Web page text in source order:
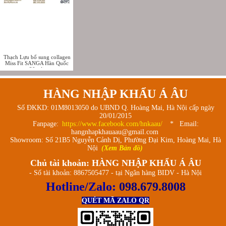
Thạch Lựu bổ sung collagen
Miss Fit SANGA Hàn Quốc
30 gói
HÀNG NHẬP KHẨU Á ÂU
Số ĐKKD: 01M8013050 do UBND Q. Hoàng Mai, Hà Nội cấp ngày
20/01/2015
Fanpage: https://www.facebook.com/hnkaau/
* Email:
hangnhapkhauaau@gmail.com
Showroom: Số 21B5 Nguyễn Cảnh Dị, Phường Đại Kim, Hoàng Mai, Hà
Nội (Xem Bản đồ)
Chủ tài khoản: HÀNG NHẬP KHẨU Á ÂU
- Số tài khoản: 8867505477 - tại Ngân hàng BIDV - Hà Nội
Hotline/Zalo: 098.679.8008
QUÉT MÃ ZALO QR